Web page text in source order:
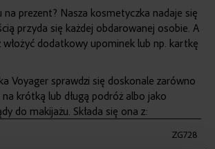
na prezent? Nasza kosmetyczka nadaje się
przyda się każdej obdarowanej osobie. A
dodatkowy upominek lub np. kartkę
Voyager sprawdzi się doskonale zarówno
krótką lub długą podróż albo jako
do makijażu. Składa się ona z:
ZG728